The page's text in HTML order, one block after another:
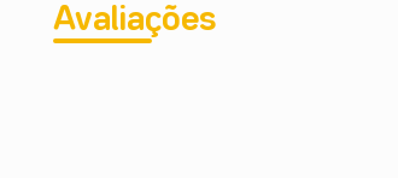
Avaliações